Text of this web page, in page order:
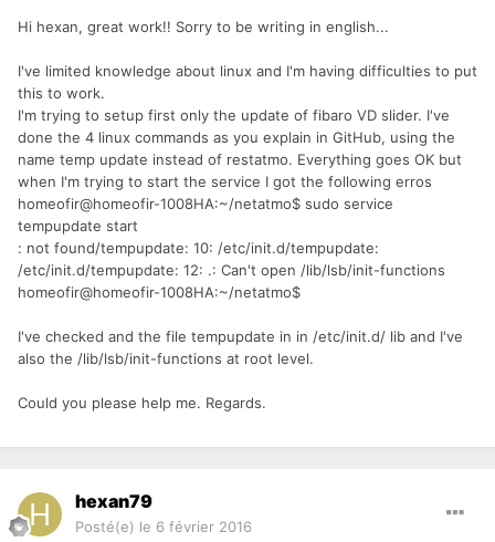
Hi hexan, great work!! Sorry to be writing in english...
I've limited knowledge about linux and I'm having difficulties to put
this to work.
I'm trying to setup first only the update of fibaro VD slider. I've
done the 4 linux commands as you explain in GitHub, using the
name temp update instead of restatmo. Everything goes OK but
when I'm trying to start the service I got the following erros
homeofir@homeofir-1008HA:~/netatmo$ sudo service
tempupdate start
: not found/tempupdate: 10: /etc/init.d/tempupdate:
/etc/init.d/tempupdate: 12: .: Can't open /lib/lsb/init-functions
homeofir@homeofir-1008HA:~/netatmo$
I've checked and the file tempupdate in in /etc/init.d/ lib and I've
also the /lib/lsb/init-functions at root level.
Could you please help me. Regards.
hexan79
Posté(e) le 6 février 2016